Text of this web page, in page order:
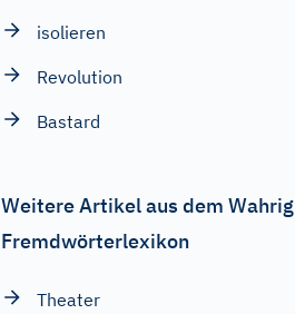
isolieren
Revolution
Bastard
Weitere Artikel aus dem Wahrig
Fremdwörterlexikon
Theater